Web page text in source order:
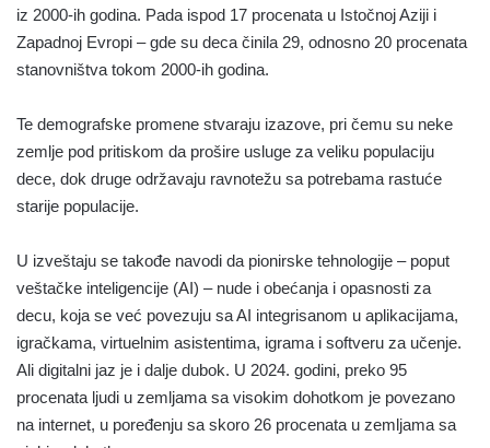
iz 2000-ih godina. Pada ispod 17 procenata u Istočnoj Aziji i
Zapadnoj Evropi – gde su deca činila 29, odnosno 20 procenata
stanovništva tokom 2000-ih godina.
Te demografske promene stvaraju izazove, pri čemu su neke
zemlje pod pritiskom da prošire usluge za veliku populaciju
dece, dok druge održavaju ravnotežu sa potrebama rastuće
starije populacije.
U izveštaju se takođe navodi da pionirske tehnologije – poput
veštačke inteligencije (AI) – nude i obećanja i opasnosti za
decu, koja se već povezuju sa AI integrisanom u aplikacijama,
igračkama, virtuelnim asistentima, igrama i softveru za učenje.
Ali digitalni jaz je i dalje dubok. U 2024. godini, preko 95
procenata ljudi u zemljama sa visokim dohotkom je povezano
na internet, u poređenju sa skoro 26 procenata u zemljama sa